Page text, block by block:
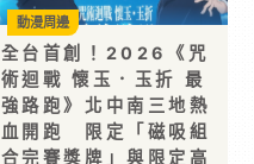
全台首創！2026《咒
術迴戰 懷玉．玉折 最
強路跑》北中南三地熱
血開跑 限定「磁吸組
合完賽獎牌」與限定高
動漫周邊